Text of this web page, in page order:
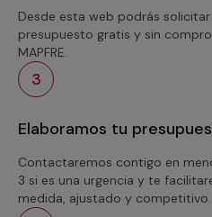
Desde esta web podrás
presupuesto gratis y sin
MAPFRE.
3
Elaboramos tu
Contactaremos contigo en
3 si es una urgencia y te
medida, ajustado y competitivo.